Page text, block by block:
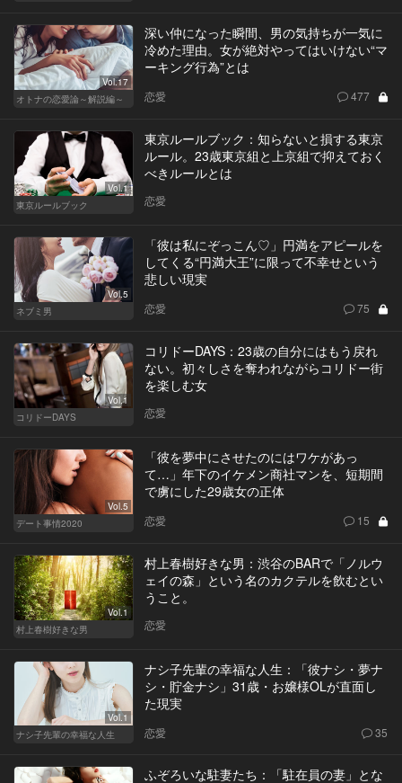
Vol.17
オトナの恋愛論～解説編～
深い仲になった瞬間、男の気持ちが一気に
冷めた理由。女が絶対やってはいけない“マ
ーキング行為”とは
恋愛 477
Vol.1
東京ルールブック
東京ルールブック：知らないと損する東京
ルール。23歳東京組と上京組で抑えておく
べきルールとは
恋愛
Vol.5
ネブミ男
「彼は私にぞっこん♡」円満をアピールを
してくる“円満大王”に限って不幸せという
悲しい現実
恋愛 75
Vol.1
コリドーDAYS
コリドーDAYS：23歳の自分にはもう戻れ
ない。初々しさを奪われながらコリドー街
を楽しむ女
恋愛
Vol.5
デート事情2020
「彼を夢中にさせたのにはワケがあっ
て…」年下のイケメン商社マンを、短期間
で虜にした29歳女の正体
恋愛 15
Vol.1
村上春樹好きな男
村上春樹好きな男：渋谷のBARで「ノルウ
ェイの森」という名のカクテルを飲むとい
うこと。
恋愛
Vol.1
ナシ子先輩の幸福な人生
ナシ子先輩の幸福な人生：「彼ナシ・夢ナ
シ・貯金ナシ」31歳・お嬢様OLが直面し
た現実
恋愛 35
ふぞろいな駐妻たち：「駐在員の妻」とな